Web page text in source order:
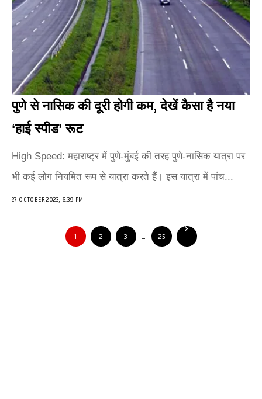
पुणे से नासिक की दूरी होगी कम, देखें कैसा है नया
‘हाई स्पीड’ रूट
High Speed: महाराष्ट्र में पुणे-मुंबई की तरह पुणे-नासिक यात्रा पर
भी कई लोग नियमित रूप से यात्रा करते हैं। इस यात्रा में पांच...
27 OCTOBER 2023, 6:39 PM
1 2 3 25